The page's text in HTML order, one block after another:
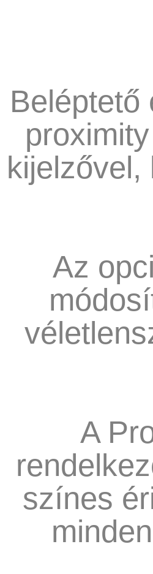
Beléptető
kijelzővel,
Az
A
színes